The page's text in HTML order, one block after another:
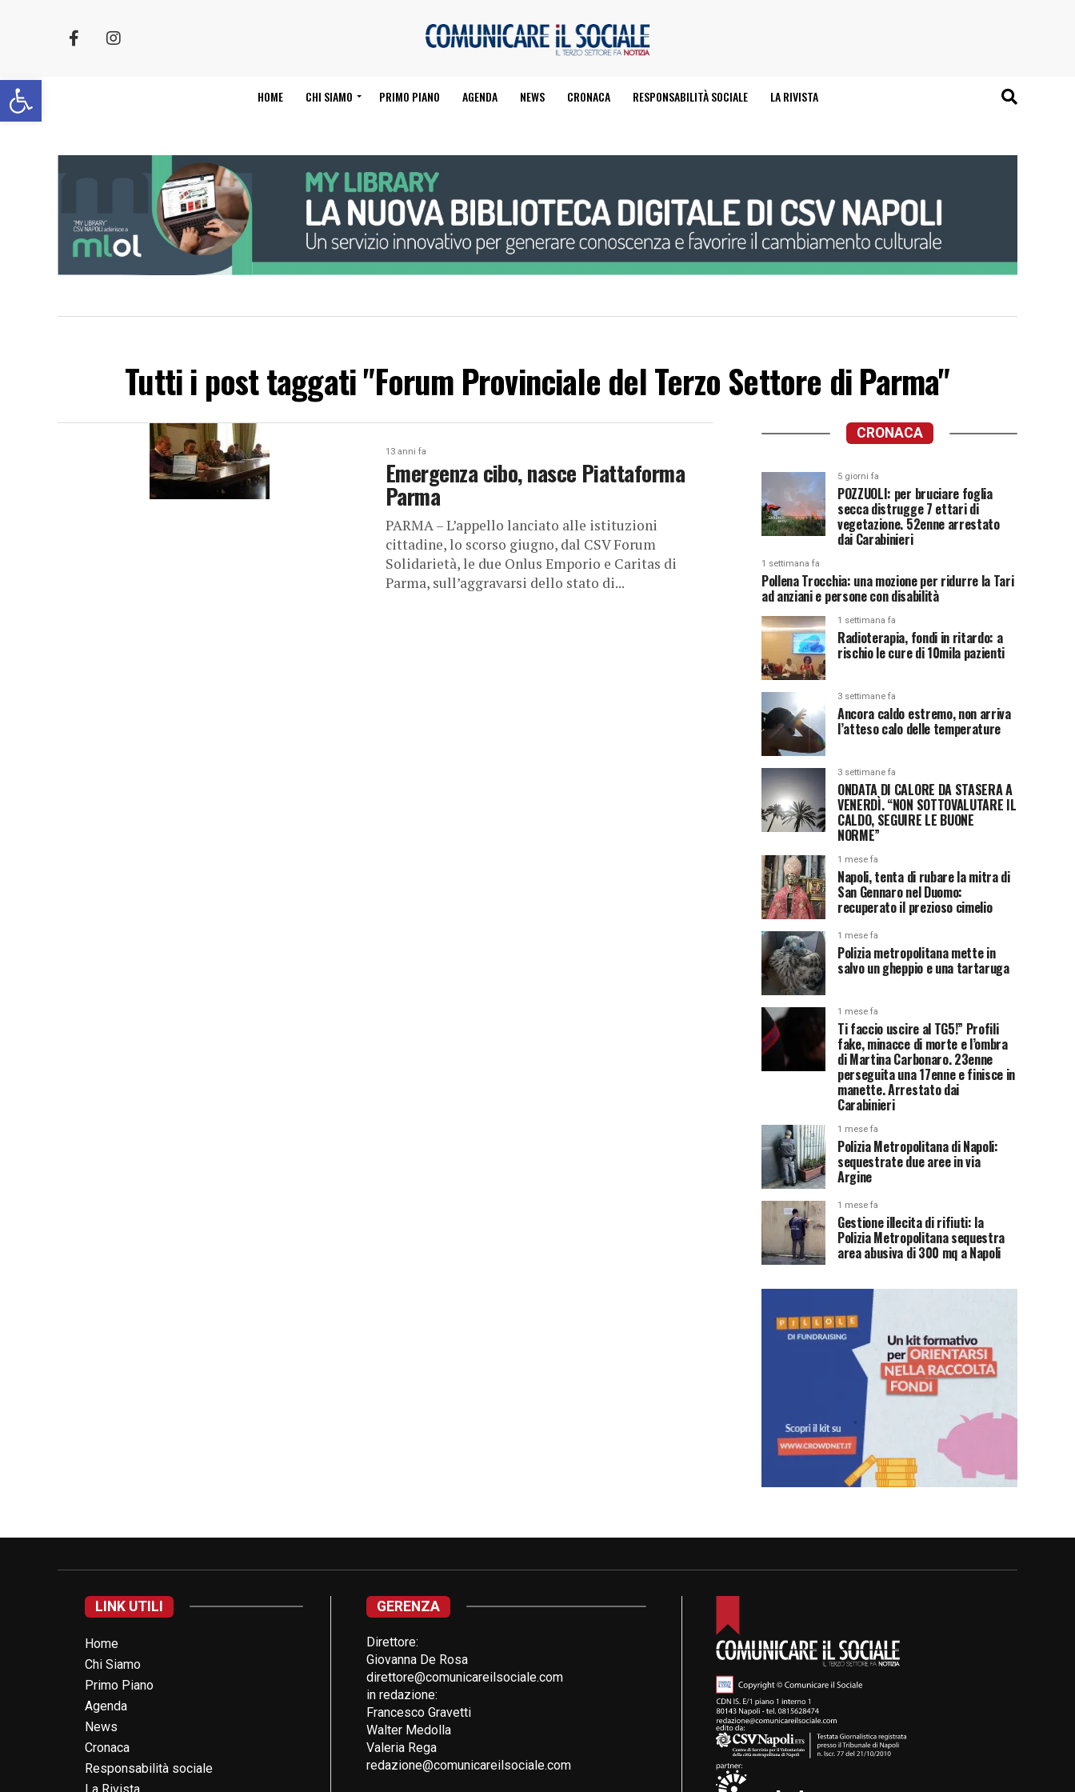
Apri la barra degli strumenti HOME CHI SIAMO PRIMO PIANO AGENDA NEWS CRONACA RESPONSABILITÀ SOCIALE LA RIVISTA
Tutti i post taggati "Forum Provinciale del Terzo Settore di Parma"
13 anni fa
Emergenza cibo, nasce Piattaforma
Parma
PARMA – L’appello lanciato alle istituzioni
cittadine, lo scorso giugno, dal CSV Forum
Solidarietà, le due Onlus Emporio e Caritas di
Parma, sull’aggravarsi dello stato di...
CRONACA
5 giorni fa
POZZUOLI: per bruciare foglia
secca distrugge 7 ettari di
vegetazione. 52enne arrestato
dai Carabinieri
1 settimana fa
Pollena Trocchia: una mozione per ridurre la Tari
ad anziani e persone con disabilità
1 settimana fa
Radioterapia, fondi in ritardo: a
rischio le cure di 10mila pazienti
3 settimane fa
Ancora caldo estremo, non arriva
l’atteso calo delle temperature
3 settimane fa
ONDATA DI CALORE DA STASERA A
VENERDÌ. “NON SOTTOVALUTARE IL
CALDO, SEGUIRE LE BUONE
NORME”
1 mese fa
Napoli, tenta di rubare la mitra di
San Gennaro nel Duomo:
recuperato il prezioso cimelio
1 mese fa
Polizia metropolitana mette in
salvo un gheppio e una tartaruga
1 mese fa
Ti faccio uscire al TG5!” Profili
fake, minacce di morte e l’ombra
di Martina Carbonaro. 23enne
perseguita una 17enne e finisce in
manette. Arrestato dai
Carabinieri
1 mese fa
Polizia Metropolitana di Napoli:
sequestrate due aree in via
Argine
1 mese fa
Gestione illecita di rifiuti: la
Polizia Metropolitana sequestra
area abusiva di 300 mq a Napoli
LINK UTILI
Home
Chi Siamo
Primo Piano
Agenda
News
Cronaca
Responsabilità sociale
GERENZA
Direttore:
Giovanna De Rosa
direttore@comunicareilsociale.com
in redazione:
Francesco Gravetti
Walter Medolla
Valeria Rega
redazione@comunicareilsociale.com